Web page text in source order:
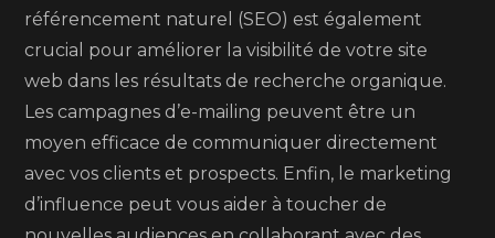
référencement naturel (SEO) est également
crucial pour améliorer la visibilité de votre site
web dans les résultats de recherche organique.
Les campagnes d’e-mailing peuvent être un
moyen efficace de communiquer directement
avec vos clients et prospects. Enfin, le marketing
d’influence peut vous aider à toucher de